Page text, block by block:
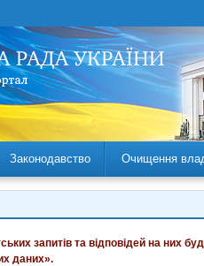
Законодавство Очищення
запитів та відповідей на
даних».